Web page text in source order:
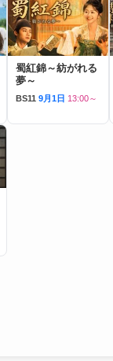
蜀紅錦～紡がれる
夢～
BS11 9月1日 13:00～